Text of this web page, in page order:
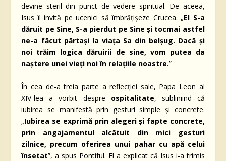
devine steril din punct de vedere spiritual. De aceea,
Isus îi invită pe ucenici să îmbrățișeze Crucea. „El S-a
dăruit pe Sine, S-a pierdut pe Sine și tocmai astfel
ne-a făcut părtași la viața Sa din belșug. Dacă și
noi trăim logica dăruirii de sine, vom putea da
naștere unei vieți noi în relațiile noastre.”
În cea de-a treia parte a reflecției sale, Papa Leon al
XIV-lea a vorbit despre ospitalitate, subliniind că
iubirea se manifestă prin gesturi simple și concrete.
„Iubirea se exprimă prin alegeri și fapte concrete,
prin angajamentul alcătuit din mici gesturi
zilnice, precum oferirea unui pahar cu apă celui
însetat”, a spus Pontiful. El a explicat că Isus i-a trimis